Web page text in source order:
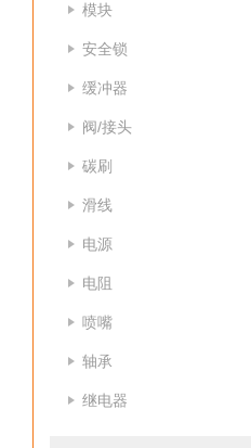
模块
安全锁
缓冲器
阀/接头
碳刷
滑线
电源
电阻
喷嘴
轴承
继电器